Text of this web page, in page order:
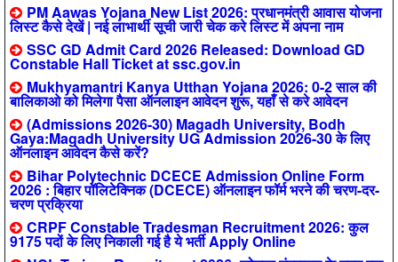
PM Aawas Yojana New List 2026: प्रधानमंत्री आवास योजना
लिस्ट कैसे देखें | नई लाभार्थी सूची जारी चेक करे लिस्ट में अपना नाम
SSC GD Admit Card 2026 Released: Download GD
Constable Hall Ticket at ssc.gov.in
Mukhyamantri Kanya Utthan Yojana 2026: 0-2 साल की
बालिकाओ को मिलेगा पैसा ऑनलाइन आवेदन शुरू, यहाँ से करे आवेदन
(Admissions 2026-30) Magadh University, Bodh
Gaya:Magadh University UG Admission 2026-30 के लिए
ऑनलाइन आवेदन कैसे करें?
Bihar Polytechnic DCECE Admission Online Form
2026 : बिहार पॉलिटेक्निक (DCECE) ऑनलाइन फॉर्म भरने की चरण-दर-
चरण प्रक्रिया
CRPF Constable Tradesman Recruitment 2026: कुल
9175 पदों के लिए निकाली गई है ये भर्ती Apply Online